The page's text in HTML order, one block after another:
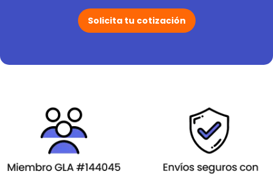
Solicita tu cotización